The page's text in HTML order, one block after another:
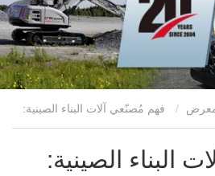
فهم مُصنّعي آلات البناء الصينية:
البناء الصينية: